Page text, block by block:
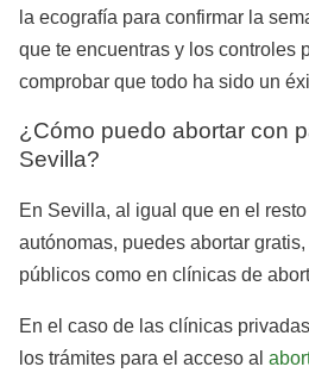
la ecografía para confirmar la
que te encuentras y los controles
comprobar que todo ha sido un
¿Cómo puedo abortar con
Sevilla?
En Sevilla, al igual que en el
autónomas, puedes abortar
públicos como en clínicas de
En el caso de las clínicas
los trámites para el acceso al